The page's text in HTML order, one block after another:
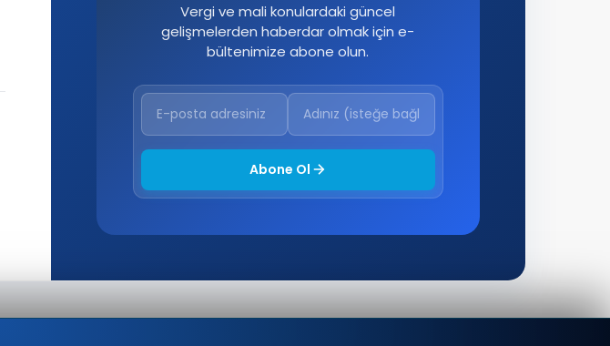
Vergi ve mali konulardaki güncel
gelişmelerden haberdar olmak için e-
bültenimize abone olun.
Abone Ol